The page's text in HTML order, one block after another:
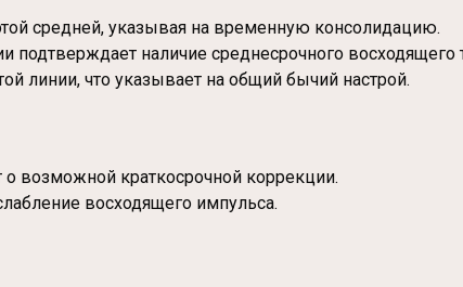
средней, указывая на временную консолидацию.
наличие среднесрочного восходящего
линии, что указывает на общий бычий настрой.
о возможной краткосрочной коррекции.
восходящего импульса.